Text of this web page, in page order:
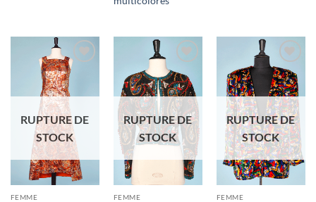
Ajouter
à la liste
d'envies
RUPTURE DE
STOCK
FEMME
Ajouter
à la liste
d'envies
RUPTURE DE
STOCK
FEMME
Ajouter
à la liste
d'envies
RUPTURE DE
STOCK
FEMME